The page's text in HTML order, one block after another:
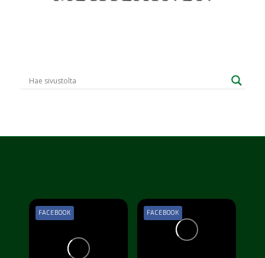
FACEBOOK FACEBOOK